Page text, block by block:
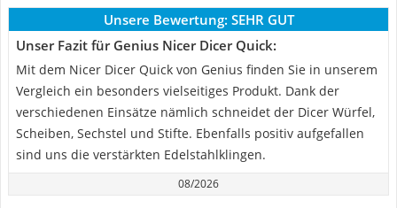
Unsere Bewertung: SEHR GUT
Unser Fazit für Genius Nicer Dicer Quick:
Mit dem Nicer Dicer Quick von Genius finden Sie in unserem
Vergleich ein besonders vielseitiges Produkt. Dank der
verschiedenen Einsätze nämlich schneidet der Dicer Würfel,
Scheiben, Sechstel und Stifte. Ebenfalls positiv aufgefallen
sind uns die verstärkten Edelstahlklingen.
08/2026